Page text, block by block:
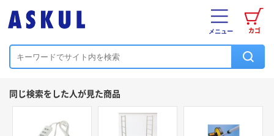
カゴ
メニュー
同じ検索をした人が見た商品